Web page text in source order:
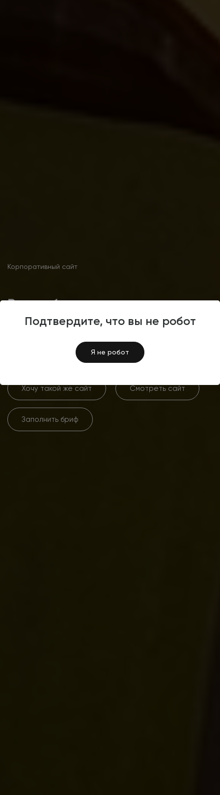
Подтвердите, что вы не робот
Я не робот
Корпоративный сайт
Разработка корпоративного
сайта для компании ПСК
Хочу такой же сайт Смотреть сайт
Заполнить бриф